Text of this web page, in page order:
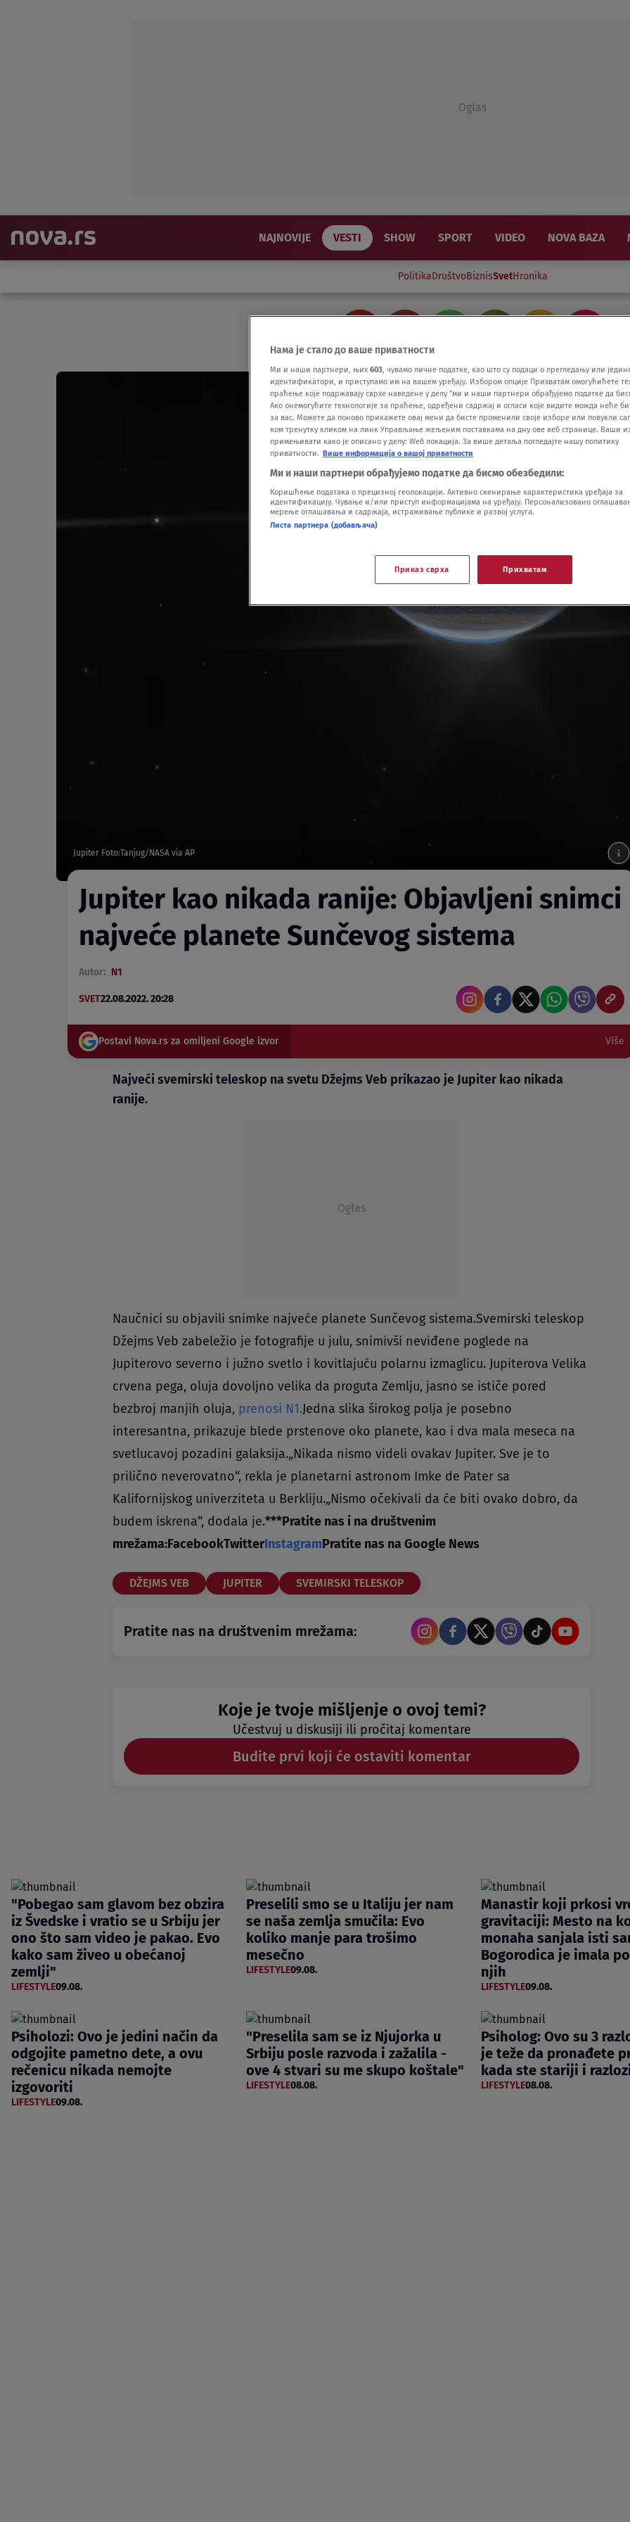
Oglas
NAJNOVIJE VESTI SHOW SPORT VIDEO NOVA BAZA
PolitikaDruštvoBiznisSvetHronika
Jupiter Foto:Tanjug/NASA via AP
Jupiter kao nikada ranije: Objavljeni snimci
najveće planete Sunčevog sistema
Autor: N1
SVET22.08.2022. 20:28
Postavi Nova.rs za omiljeni Google izvor Više
Najveći svemirski teleskop na svetu Džejms Veb prikazao je Jupiter kao nikada
ranije.
Oglas
Naučnici su objavili snimke najveće planete Sunčevog sistema.Svemirski teleskop
Džejms Veb zabeležio je fotografije u julu, snimivši neviđene poglede na
Jupiterovo severno i južno svetlo i kovitlajuću polarnu izmaglicu. Jupiterova Velika
crvena pega, oluja dovoljno velika da proguta Zemlju, jasno se ističe pored
bezbroj manjih oluja, prenosi N1.Jedna slika širokog polja je posebno
interesantna, prikazuje blede prstenove oko planete, kao i dva mala meseca na
svetlucavoj pozadini galaksija.„Nikada nismo videli ovakav Jupiter. Sve je to
prilično neverovatno“, rekla je planetarni astronom Imke de Pater sa
Kalifornijskog univerziteta u Berkliju.„Nismo očekivali da će biti ovako dobro, da
budem iskrena“, dodala je.***Pratite nas i na društvenim
mrežama:FacebookTwitterInstagramPratite nas na Google News
DŽEJMS VEB JUPITER SVEMIRSKI TELESKOP
Pratite nas na društvenim mrežama:
Koje je tvoje mišljenje o ovoj temi?
Učestvuj u diskusiji ili pročitaj komentare
Budite prvi koji će ostaviti komentar
"Pobegao sam glavom bez obzira
iz Švedske i vratio se u Srbiju jer
ono što sam video je pakao. Evo
kako sam živeo u obećanoj
zemlji"
LIFESTYLE09.08.
Preselili smo se u Italiju jer nam
se naša zemlja smučila: Evo
koliko manje para trošimo
mesečno
LIFESTYLE09.08.
Manastir koji prkosi
gravitaciji: Mesto na
monaha sanjala isti
Bogorodica je imala
njih
LIFESTYLE09.08.
Psiholozi: Ovo je jedini način da
odgojite pametno dete, a ovu
rečenicu nikada nemojte
izgovoriti
LIFESTYLE09.08.
"Preselila sam se iz Njujorka u
Srbiju posle razvoda i zažalila -
ove 4 stvari su me skupo koštale"
LIFESTYLE08.08.
Psiholog: Ovo su 3
je teže da pronađete
kada ste stariji i
LIFESTYLE08.08.
Нама је стало до ваше приватности
Ми и наши партнери, њих 603, чувамо личне податке, као што су подаци о прегледању или
идентификатори, и приступамо им на вашем уређају. Избором опције Прихватам омогућићете
праћење које подржавају сврхе наведене у делу "ми и наши партнери обрађујемо податке да
Ако онемогућите технологије за праћење, одређени садржај и огласи које видите можда неће
за вас. Можете да поново прикажете овај мени да бисте променили своје изборе или повукли
ком тренутку кликом на линк Управљање жељеним поставкама на дну ове веб странице. Ваши
примењивати како је описано у делу: Wеб локација. За више детаља погледајте нашу политику
приватности. Више информација о вашој приватности
Ми и наши партнери обрађујемо податке да бисмо обезбедили:
Коришћење података о прецизној геолокацији. Активно скенирање карактеристика уређаја за
идентификацију. Чување и/или приступ информацијама на уређају. Персонализовано
мерење оглашавања и садржаја, истраживање публике и развој услуга.
Листа партнера (добављача)
Приказ сврха Прихватам